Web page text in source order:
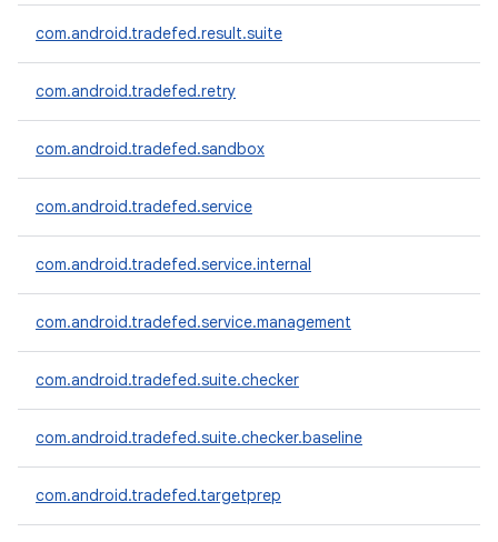
com.android.tradefed.result.suite
com.android.tradefed.retry
com.android.tradefed.sandbox
com.android.tradefed.service
com.android.tradefed.service.internal
com.android.tradefed.service.management
com.android.tradefed.suite.checker
com.android.tradefed.suite.checker.baseline
com.android.tradefed.targetprep